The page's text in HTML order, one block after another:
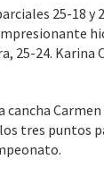
25-18 y
25-24. Karina
tres puntos